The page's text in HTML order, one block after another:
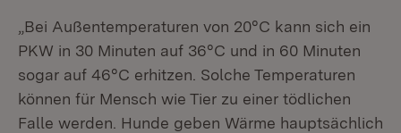
„Bei Außentemperaturen von 20°C kann sich ein
PKW in 30 Minuten auf 36°C und in 60 Minuten
sogar auf 46°C erhitzen. Solche Temperaturen
können für Mensch wie Tier zu einer tödlichen
Falle werden. Hunde geben Wärme hauptsächlich